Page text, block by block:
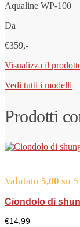
Aqualine WP-100
Da
€359,-
Visualizza il
Vedi tutti i modelli
Prodotti
Valutato 5,00 su
Ciondolo di
€14,99